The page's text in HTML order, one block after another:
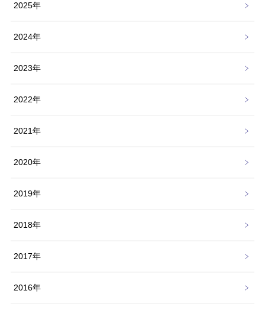
2025年
2024年
2023年
2022年
2021年
2020年
2019年
2018年
2017年
2016年